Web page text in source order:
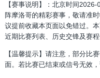
【赛事说明】：北京时间
阵摩洛哥的精彩赛事，敬请准
议提前收藏本页面以免错过。
近期比赛列表、历史交锋及赛程
【温馨提示】请注意，部分比
面。若比赛已结束或信号无效